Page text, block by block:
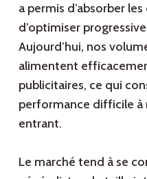
a permis d’absorber
d’optimiser
Aujourd’hui, nos
alimentent
publicitaires, ce qui
performance difficile à
entrant.
Le marché tend à se